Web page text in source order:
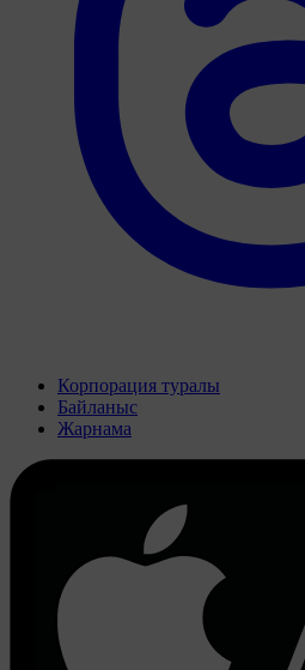
Корпорация туралы
Байланыс
Жарнама